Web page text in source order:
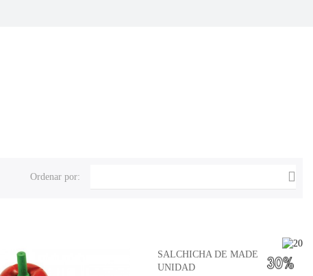
Ordenar por: 
SALCHICHA DE MADERA -
UNIDAD